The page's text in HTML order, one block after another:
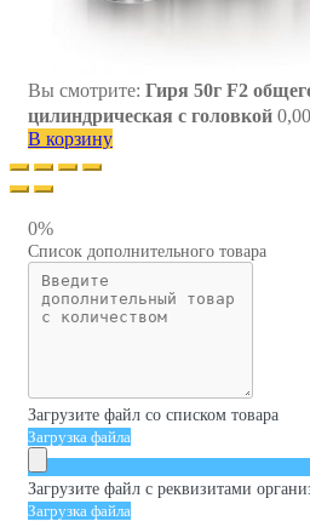
Вы смотрите: Гиря 50г F2
цилиндрическая с головкой 0,00
В корзину
0%
Список дополнительного товара
Загрузите файл со списком товара
Загрузка файла
Загрузите файл с реквизитами
Загрузка файла